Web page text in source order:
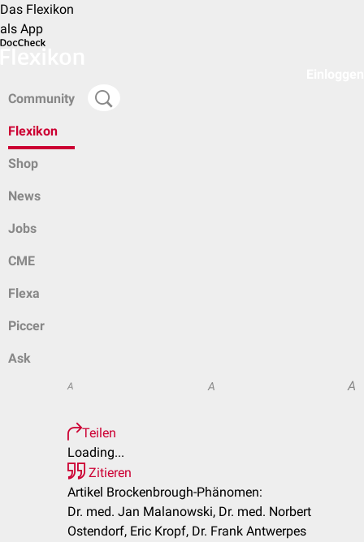
Das Flexikon
als App
Community
Flexikon
Shop
News
Jobs
CME
Flexa
Piccer
Ask
A A A
Teilen
Loading...
Zitieren
Artikel Brockenbrough-Phänomen:
Dr. med. Jan Malanowski, Dr. med. Norbert
Ostendorf, Eric Kropf, Dr. Frank Antwerpes